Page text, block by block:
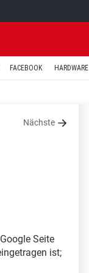
FACEBOOK HARDWARE
Nächste
Seite
ist;